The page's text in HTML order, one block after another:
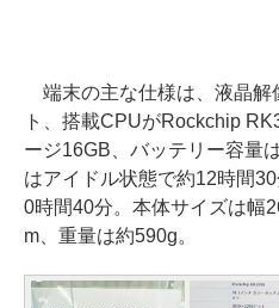
端末の主な仕様は、液晶解
ト、搭載CPUがRockchip
ージ16GB、バッテリー容量
はアイドル状態で約12時間
0時間40分。本体サイズは幅
m、重量は約590g。